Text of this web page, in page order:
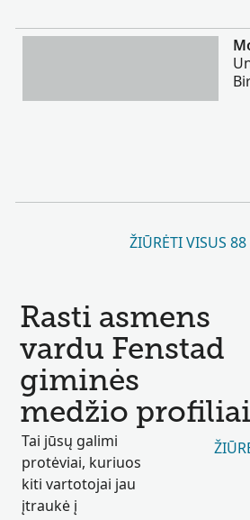
Daugiau
ŽIŪRĖTI VISUS
Rasti asmens
vardu Fenstad
giminės
medžio profiliai
Tai jūsų galimi
protėviai, kuriuos
kiti vartotojai jau
įtraukė į